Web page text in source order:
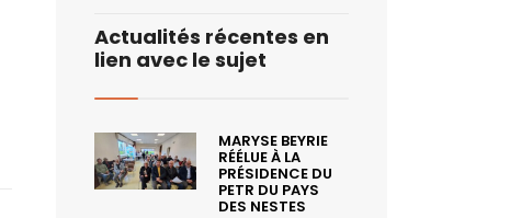
Actualités récentes en
lien avec le sujet
MARYSE BEYRIE
RÉÉLUE À LA
PRÉSIDENCE DU
PETR DU PAYS
DES NESTES